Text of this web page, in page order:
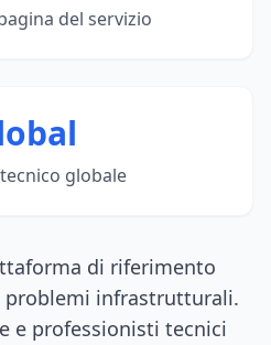
del servizio
globale
di riferimento
problemi infrastrutturali.
e professionisti tecnici